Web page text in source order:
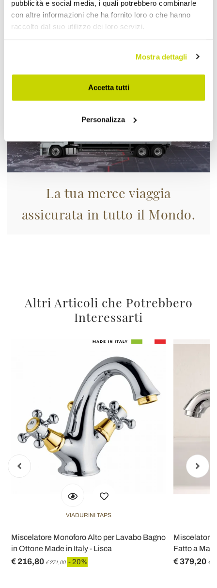
pubblicità e social media, i quali potrebbero combinarle
con altre informazioni che ha fornito loro o che hanno
raccolto dal suo utilizzo dei loro servizi.
Mostra dettagli
Accetta tutti
Personalizza
La tua merce viaggia
assicurata in tutto il Mondo.
Altri Articoli che Potrebbero
Interessarti
VIADURINI TAPS
Miscelatore Monoforo Alto per Lavabo Bagno
in Ottone Made in Italy - Lisca
€ 216,80 € 271,00 - 20%
Miscelatore
Fatto a
€ 379,20 €